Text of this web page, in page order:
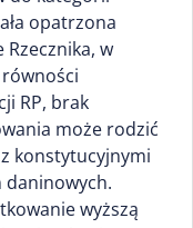
opatrzona
w
RP, brak
może rodzić
konstytucyjnymi
daninowych.
wyższą